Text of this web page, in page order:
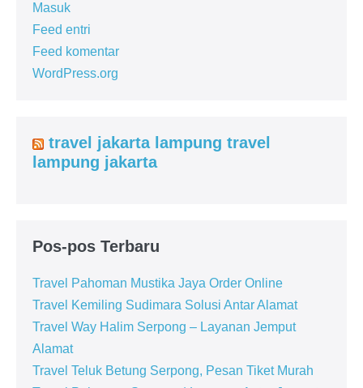
Masuk
Feed entri
Feed komentar
WordPress.org
travel jakarta lampung travel
lampung jakarta
Pos-pos Terbaru
Travel Pahoman Mustika Jaya Order Online
Travel Kemiling Sudimara Solusi Antar Alamat
Travel Way Halim Serpong – Layanan Jemput
Alamat
Travel Teluk Betung Serpong, Pesan Tiket Murah